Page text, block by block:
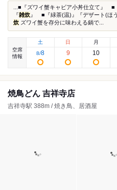
...■『ズワイ蟹キャビア小丼仕立て』
『雑炊 』 ■『緑茶(温)』『デザート(ほ
炊 ズワイ蟹を存分に味わえる鍋で...
空席
情報
土
8/8
日
9
月
10
焼鳥どん 吉祥寺店
吉祥寺駅 388m / 焼き鳥、居酒屋